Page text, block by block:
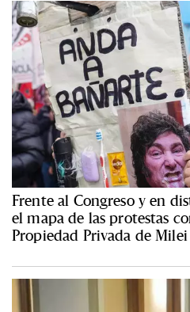
Frente al Congreso y en
el mapa de las protestas
Propiedad Privada de Milei